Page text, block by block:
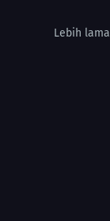
Lebih lama